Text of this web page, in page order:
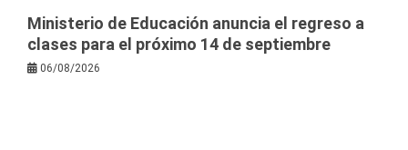
Ministerio de Educación anuncia el regreso a
clases para el próximo 14 de septiembre
06/08/2026